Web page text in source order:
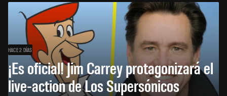
HACE 2 DÍAS
¡Es oficial! Jim Carrey protagonizará el
live-action de Los Supersónicos